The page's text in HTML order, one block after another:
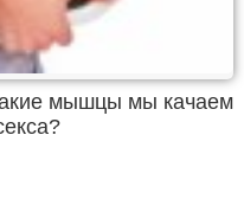
мышцы мы качаем